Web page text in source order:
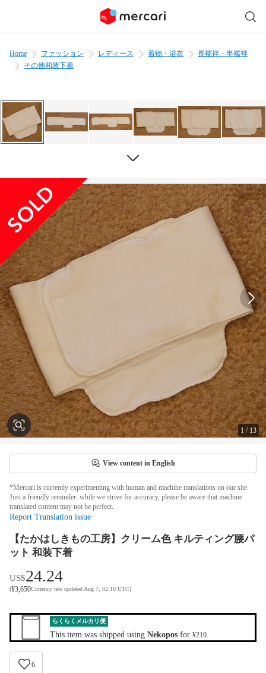
Home ファッション レディース 着物・浴衣
長襦袢・半襦袢
その他和装下着
1 / 13
View content in English
*Mercari is currently experimenting with human and machine translations on our site.
Just a friendly reminder: while we strive for accuracy, please be aware that machine
translated content may not be perfect.
Report Translation issue
【たかはしきもの工房】クリーム色 キルティング腰パ
ット 和装下着
US$24.24
(¥3,650Currency rate updated Aug 7, 02:10 UTC)
らくらくメルカリ便
This item was shipped using Nekopos for ¥210
6